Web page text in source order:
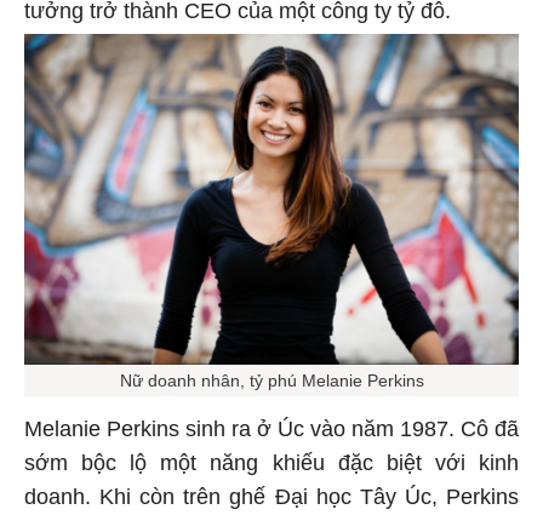
tưởng trở thành CEO của một công ty tỷ đô.
Nữ doanh nhân, tỷ phú Melanie Perkins
Melanie Perkins sinh ra ở Úc vào năm 1987. Cô đã
sớm bộc lộ một năng khiếu đặc biệt với kinh
doanh. Khi còn trên ghế Đại học Tây Úc, Perkins